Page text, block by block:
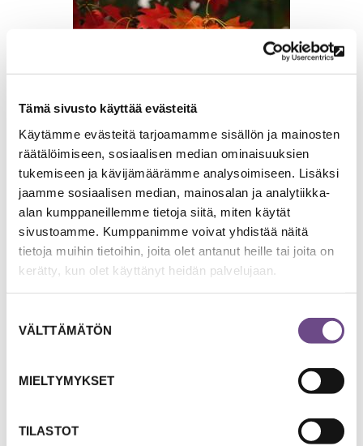
Tämä sivusto käyttää evästeitä
Käytämme evästeitä tarjoamamme sisällön ja mainosten
räätälöimiseen, sosiaalisen median ominaisuuksien
tukemiseen ja kävijämäärämme analysoimiseen. Lisäksi
jaamme sosiaalisen median, mainosalan ja analytiikka-
alan kumppaneillemme tietoja siitä, miten käytät
sivustoamme. Kumppanimme voivat yhdistää näitä
tietoja muihin tietoihin, joita olet antanut heille tai joita on
kerätty, kun olet käyttänyt heidän palvelujaan.
valinta
VÄLTTÄMÄTÖN
MIELTYMYKSET
TILASTOT
08.11.21
Eläkeläisyys – mielen vapautta
"Maailma on kaunis ja hyvä elää sille, jolla on aikaa ja tilaa
unelmille, ja mielen vapaus ja mielen vapaus” (Vexi Salmi)